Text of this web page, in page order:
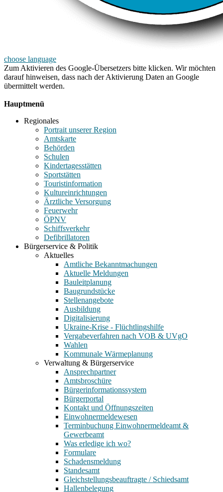
choose language
Zum Aktivieren des Google-Übersetzers bitte klicken. Wir möchten
darauf hinweisen, dass nach der Aktivierung Daten an Google
übermittelt werden.
Hauptmenü
Regionales
Portrait unserer Region
Amtskarte
Behörden
Schulen
Kindertagesstätten
Sportstätten
Touristinformation
Kultureinrichtungen
Ärztliche Versorgung
Feuerwehr
ÖPNV
Schiffsverkehr
Defibrillatoren
Bürgerservice & Politik
Aktuelles
Amtliche Bekanntmachungen
Aktuelle Meldungen
Bauleitplanung
Baugrundstücke
Stellenangebote
Ausbildung
Digitalisierung
Ukraine-Krise - Flüchtlingshilfe
Vergabeverfahren nach VOB & UVgO
Wahlen
Kommunale Wärmeplanung
Verwaltung & Bürgerservice
Ansprechpartner
Amtsbroschüre
Bürgerinformationssystem
Bürgerportal
Kontakt und Öffnungszeiten
Einwohnermeldewesen
Terminbuchung Einwohnermeldeamt &
Gewerbeamt
Was erledige ich wo?
Formulare
Schadensmeldung
Standesamt
Gleichstellungsbeauftragte / Schiedsamt
Hallenbelegung